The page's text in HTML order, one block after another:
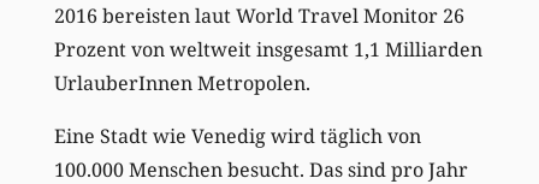
2016 bereisten laut World Travel Monitor 26
Prozent von weltweit insgesamt 1,1 Milliarden
UrlauberInnen Metropolen.
Eine Stadt wie Venedig wird täglich von
100.000 Menschen besucht. Das sind pro Jahr